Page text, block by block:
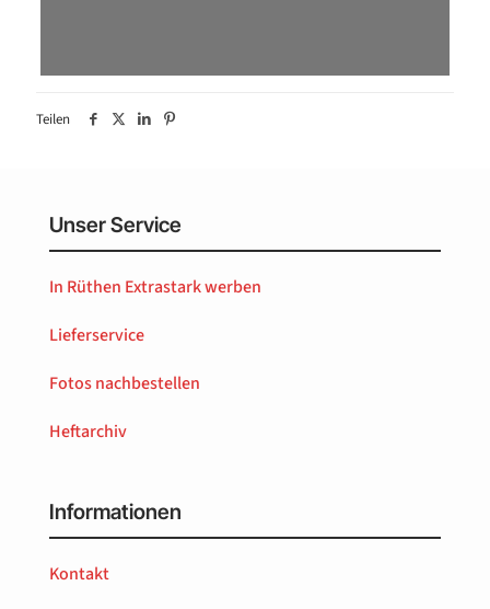
Teilen
Unser Service
In Rüthen Extrastark werben
Lieferservice
Fotos nachbestellen
Heftarchiv
Informationen
Kontakt